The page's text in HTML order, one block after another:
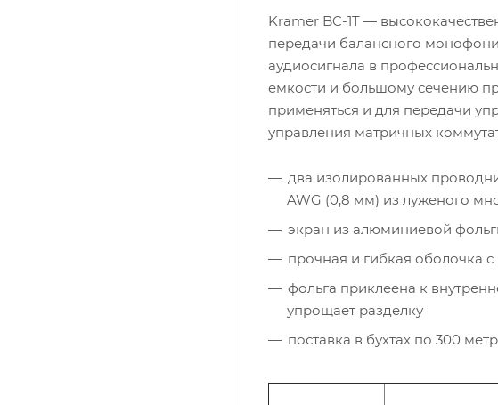
Kramer BC-1T —
передачи балансного
аудиосигнала в
емкости и большому сечению
применяться и для передачи
управления матричных
два изолированных
AWG (0,8 мм) из луженого
экран из алюминиевой
прочная и гибкая
фольга приклеена к
упрощает разделку
поставка в бухтах по 300